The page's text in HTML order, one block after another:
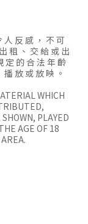
人 反 感 ， 不 可
租 、 交 給 或 出
定 的 合 法 年 齡
放 或 放 映 。
WHICH
PLAYED
AGE OF 18